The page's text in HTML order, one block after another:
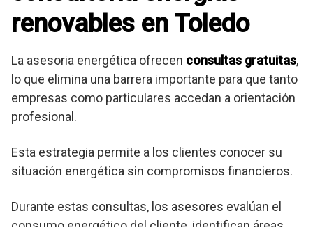
renovables en Toledo
La asesoria energética ofrecen consultas gratuitas,
lo que elimina una barrera importante para que tanto
empresas como particulares accedan a orientación
profesional.
Esta estrategia permite a los clientes conocer su
situación energética sin compromisos financieros.
Durante estas consultas, los asesores evalúan el